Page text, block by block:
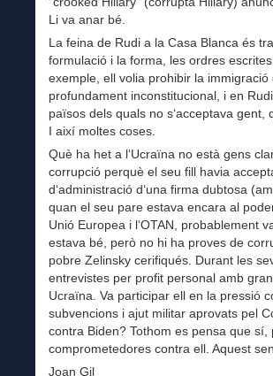
Li va anar bé.
La feina de Rudi a la Casa Blanca és
formulació i la forma, les ordres
exemple, ell volia prohibir la
profundament inconstitucional, i en
països dels quals no s‘acceptava
I així moltes coses.
Què ha het a l‘Ucraïna no està gens
corrupció perquè el seu fill havia
d‘administració d‘una firma dubtosa
quan el seu pare estava encara al
Unió Europea i l‘OTAN, probablement
estava bé, però no hi ha proves de
pobre Zelinsky cerifiqués. Durant les
entrevistes per profit personal amb
Ucraïna. Va participar ell en la pressió
subvencions i ajut militar aprovats pel
contra Biden? Tothom es pensa que
comprometedores contra ell. Aquest
Joan Gil